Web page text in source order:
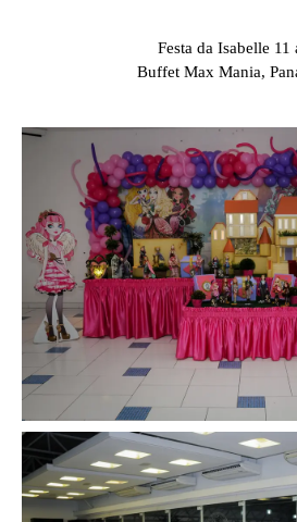
Festa da Isabelle 11
Buffet Max Mania,